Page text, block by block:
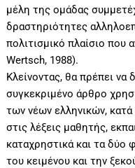
μέλη της ομάδας
δραστηριότητες
πολιτισμικό πλαίσιο που
Wertsch, 1988).
Κλείνοντας, θα πρέπει να
συγκεκριμένο άρθρο
των νέων ελληνικών,
στις λέξεις μαθητής,
καταχρηστικά και τα δύο
του κειμένου και την